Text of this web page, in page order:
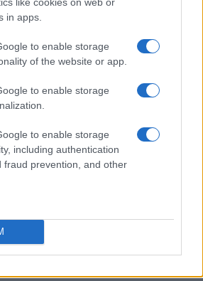
in apps.
to enable storage
of the website or app.
to enable storage
to enable storage
including authentication
fraud prevention, and other